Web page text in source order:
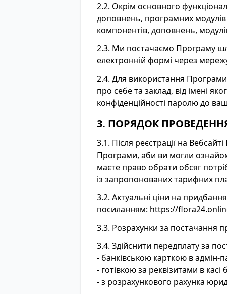
2.2. Окрім основного
доповнень, програмних модулів
компонентів, доповнень,
2.3. Ми постачаємо Програму
електронній формі через
2.4. Для використання Програми
про себе та заклад, від імені
конфіденційності паролю до
3. ПОРЯДОК
3.1. Після реєстрації на
Програми, аби ви могли
маєте право обрати обсяг
із запропонованих тарифних
3.2. Актуальні ціни на
посиланням: https://
3.3. Розрахунки за постачання
3.4. Здійснити передплату за
- банківською карткою в адмін-
- готівкою за реквізитами в
- з розрахункового рахунка